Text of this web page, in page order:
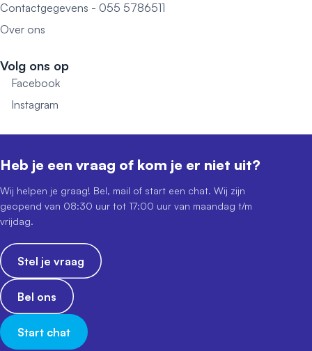
Contactgegevens - 055 5786511
Over ons
Volg ons op
Facebook
Instagram
Heb je een vraag of kom je er niet uit?
Wij helpen je graag! Bel, mail of start een chat. Wij zijn
geopend van 08:30 uur tot 17:00 uur van maandag t/m
vrijdag.
Stel je vraag
Bel ons
Start chat